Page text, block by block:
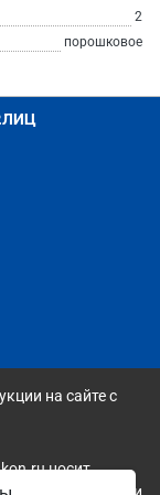
2
порошковое
на сайте с
носит